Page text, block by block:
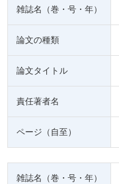
雑誌名（巻・号・年）
論文の種類
論文タイトル
責任著者名
ページ（自至）
雑誌名（巻・号・年）